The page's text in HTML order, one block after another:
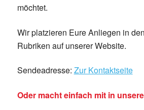
möchtet.
Wir platzieren Eure Anliegen in
Rubriken auf unserer Website.
Sendeadresse: Zur Kontaktseite
Oder macht einfach mit in